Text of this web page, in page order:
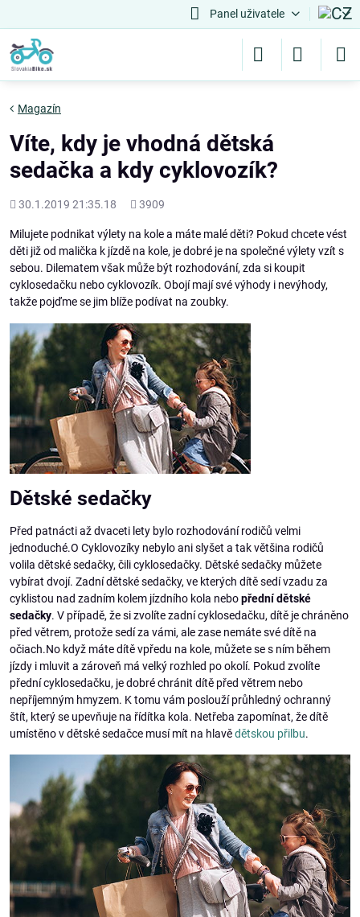
Panel uživatele
Magazín
Víte, kdy je vhodná dětská
sedačka a kdy cyklovozík?
Přidáno
30.1.2019 21:35.18
Počet
3909
Milujete podnikat výlety na kole a máte malé děti? Pokud chcete vést
děti již od malička k jízdě na kole, je dobré je na společné výlety vzít s
sebou. Dilematem však může být rozhodování, zda si koupit
cyklosedačku nebo cyklovozík. Obojí mají své výhody i nevýhody,
takže pojďme se jim blíže podívat na zoubky.
Dětské sedačky
Před patnácti až dvaceti lety bylo rozhodování rodičů velmi
jednoduché.O Cyklovozíky nebylo ani slyšet a tak většina rodičů
volila dětské sedačky, čili cyklosedačky. Dětské sedačky můžete
vybírat dvojí. Zadní dětské sedačky, ve kterých dítě sedí vzadu za
cyklistou nad zadním kolem jízdního kola nebopřední dětské
sedačky. V případě, že si zvolíte zadní cyklosedačku, dítě je chráněno
před větrem, protože sedí za vámi, ale zase nemáte své dítě na
očiach.No když máte dítě vpředu na kole, můžete se s ním během
jízdy i mluvit a zároveň má velký rozhled po okolí. Pokud zvolíte
přední cyklosedačku, je dobré chránit dítě před větrem nebo
nepříjemným hmyzem. K tomu vám poslouží průhledný ochranný
štít, který se upevňuje na řídítka kola. Netřeba zapomínat, že dítě
umístěno v dětské sedačce musí mít na hlavědětskou přilbu.